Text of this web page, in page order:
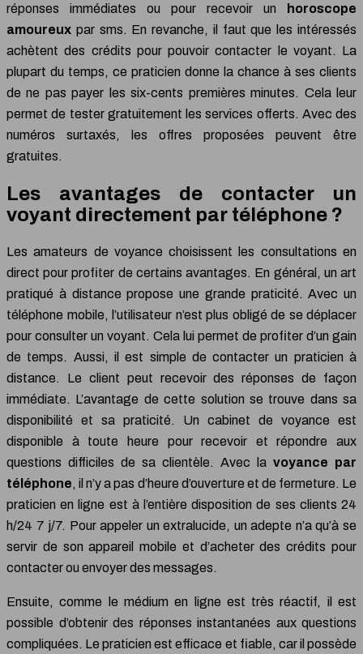
réponses immédiates ou pour recevoir un
horoscope
amoureux par sms. En revanche, il faut que les intéressés
achètent des crédits pour pouvoir contacter le voyant. La
plupart du temps, ce praticien donne la chance à ses clients
de ne pas payer les six-cents premières minutes. Cela leur
permet de tester gratuitement les services offerts. Avec des
numéros surtaxés, les offres proposées peuvent être
gratuites.
Les avantages de contacter un
voyant directement par téléphone ?
Les amateurs de voyance choisissent les consultations en
direct pour profiter de certains avantages. En général, un art
pratiqué à distance propose une grande praticité. Avec un
téléphone mobile, l’utilisateur n’est plus obligé de se déplacer
pour consulter un voyant. Cela lui permet de profiter d’un gain
de temps. Aussi, il est simple de contacter un praticien à
distance. Le client peut recevoir des réponses de façon
immédiate. L’avantage de cette solution se trouve dans sa
disponibilité et sa praticité. Un cabinet de voyance est
disponible à toute heure pour recevoir et répondre aux
questions difficiles de sa clientèle. Avec la voyance par
téléphone, il n’y a pas d’heure d’ouverture et de fermeture. Le
praticien en ligne est à l’entière disposition de ses clients 24
h/24 7 j/7. Pour appeler un extralucide, un adepte n’a qu’à se
servir de son appareil mobile et d’acheter des crédits pour
contacter ou envoyer des messages.
Ensuite, comme le médium en ligne est très réactif, il est
possible d’obtenir des réponses instantanées aux questions
compliquées. Le praticien est efficace et fiable, car il possède